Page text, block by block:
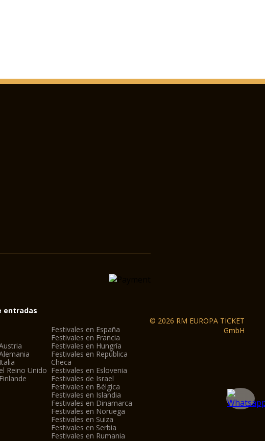
entradas
Reino Unido
Festivales en España
Festivales en Francia
Festivales en Hungría
Festivales en República
Checa
Festivales en Eslovenia
Festivales de Israel
Festivales en Bélgica
Festivales en Islandia
Festivales en Dinamarca
Festivales en Noruega
Festivales en Suiza
Festivales en Serbia
Festivales en Rumania
© 2026 RM EUROPA TICKET
GmbH